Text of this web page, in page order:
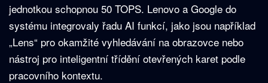
jednotkou schopnou 50 TOPS. Lenovo a Google do
systému integrovaly řadu AI funkcí, jako jsou například
„Lens“ pro okamžité vyhledávání na obrazovce nebo
nástroj pro inteligentní třídění otevřených karet podle
pracovního kontextu.